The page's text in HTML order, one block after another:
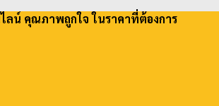
ลน์ คุณภาพถูกใจ ในราคาที่ต้องการ